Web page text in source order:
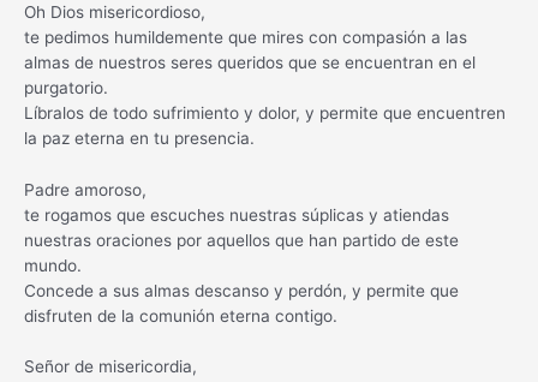
Oh Dios misericordioso,
te pedimos humildemente que mires con compasión a las
almas de nuestros seres queridos que se encuentran en el
purgatorio.
Líbralos de todo sufrimiento y dolor, y permite que encuentren
la paz eterna en tu presencia.
Padre amoroso,
te rogamos que escuches nuestras súplicas y atiendas
nuestras oraciones por aquellos que han partido de este
mundo.
Concede a sus almas descanso y perdón, y permite que
disfruten de la comunión eterna contigo.
Señor de misericordia,